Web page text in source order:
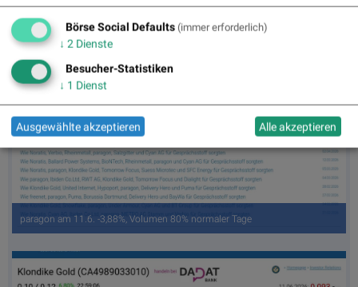
Teamviewer am 11.6. -3,59%, Volumen 69% normaler Tage
paragon am 11.6. -3,88%, Volumen 80% normaler Tage
Börse Social Defaults (immer erforderlich)
↓ 2 Dienste
Besucher-Statistiken
↓ 1 Dienst
Ausgewählte akzeptieren Alle akzeptieren